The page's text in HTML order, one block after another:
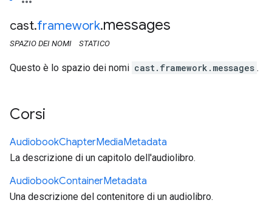
cast.framework.messages
SPAZIO DEI NOMI STATICO
Questo è lo spazio dei nomi cast.framework.messages .
Corsi
AudiobookChapterMediaMetadata
La descrizione di un capitolo dell'audiolibro.
AudiobookContainerMetadata
Una descrizione del contenitore di un audiolibro.